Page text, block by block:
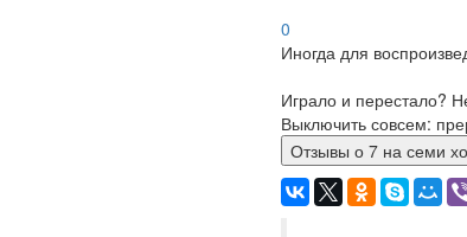
0
Иногда для
Играло и перестало?
Выключить совсем:
Отзывы о 7 на